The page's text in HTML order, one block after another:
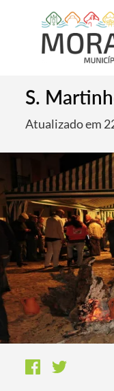
S.
Atualizado em